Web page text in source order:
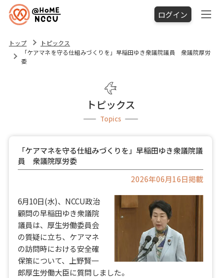
ログイン
トップ
トピックス
「ケアマネを守る仕組みづくりを」早稲田ゆき衆議院議員 衆議院厚労
委
トピックス
Topics
「ケアマネを守る仕組みづくりを」早稲田ゆき衆議院議
員 衆議院厚労委
2026年06月16日掲載
6月10日(水)、NCCU政治
顧問の早稲田ゆき衆議院
議員は、厚生労働委員会
の質疑に立ち、ケアマネ
の訪問時における安全確
保策について、上野賢一
郎厚生労働大臣に質問しました。